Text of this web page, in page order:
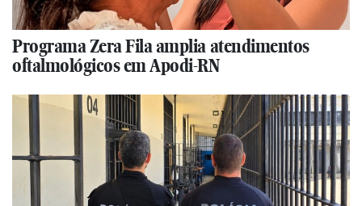
Programa Zera Fila amplia atendimentos
oftalmológicos em Apodi-RN